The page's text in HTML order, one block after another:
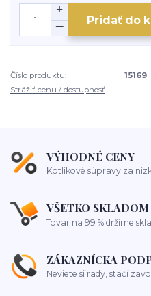
Pridať do
Číslo produktu:
15169
Strážiť cenu / dostupnosť
VÝHODNÉ CENY
Kotlíkové súpravy za
VŠETKO SKLADOM
Tovar na 99 % držíme
ZÁKAZNÍCKA
Neviete si rady, stačí